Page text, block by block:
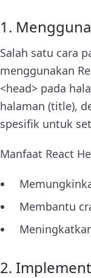
1.
Salah satu cara
menggunakan
<head> pada
halaman (title),
spesifik untuk
Manfaat React
Membantu
2.